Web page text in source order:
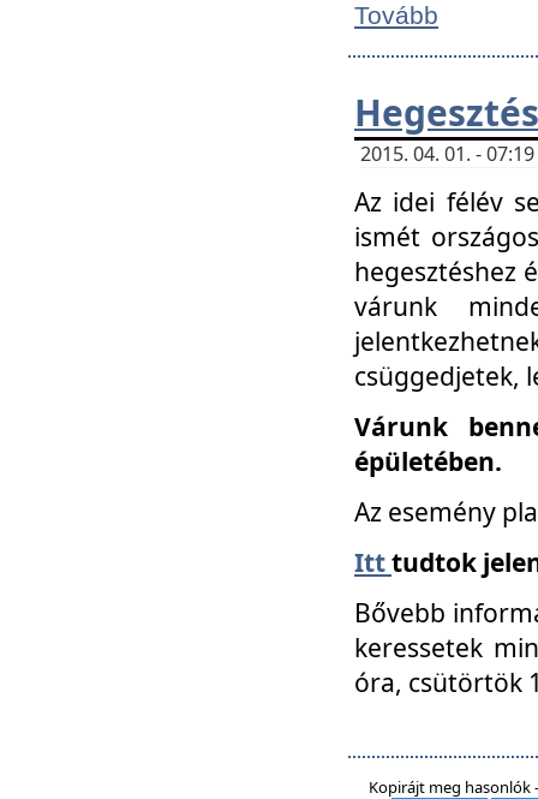
Tovább
2015. 04. 01. -
Az idei félév
ismét
hegesztéshez
várunk
csüggedjetek,
Várunk
épületében.
Az esemény
Itttudtok
Bővebb
keressetek
óra, csütörtök
Kopirájt meg hasonlók